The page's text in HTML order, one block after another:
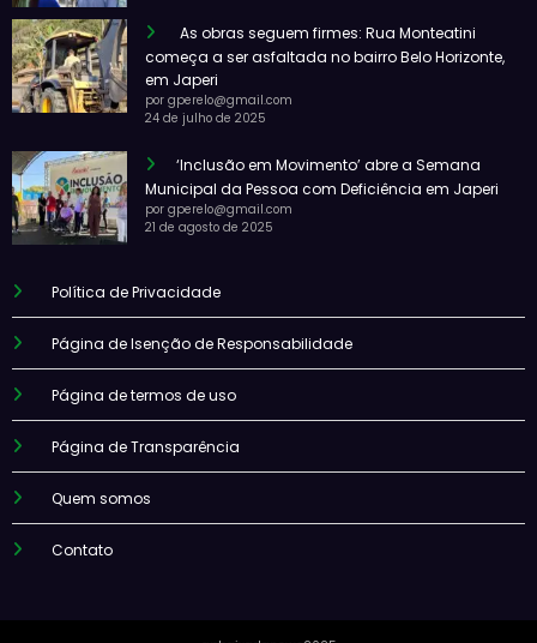
As obras seguem firmes: Rua Monteatini
começa a ser asfaltada no bairro Belo Horizonte,
em Japeri
por gperelo@gmail.com
24 de julho de 2025
‘Inclusão em Movimento’ abre a Semana
Municipal da Pessoa com Deficiência em Japeri
por gperelo@gmail.com
21 de agosto de 2025
Política de Privacidade
Página de Isenção de Responsabilidade
Página de termos de uso
Página de Transparência
Quem somos
Contato